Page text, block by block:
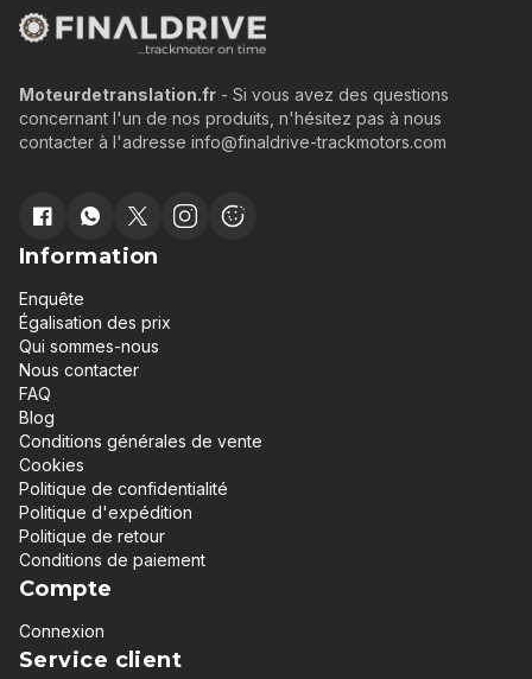
Moteurdetranslation.fr - Si vous avez des questions
concernant l'un de nos produits, n'hésitez pas à nous
contacter à l'adresse info@finaldrive-trackmotors.com
Information
Enquête
Égalisation des prix
Qui sommes-nous
Nous contacter
FAQ
Blog
Conditions générales de vente
Cookies
Politique de confidentialité
Politique d'expédition
Politique de retour
Conditions de paiement
Compte
Connexion
Service client